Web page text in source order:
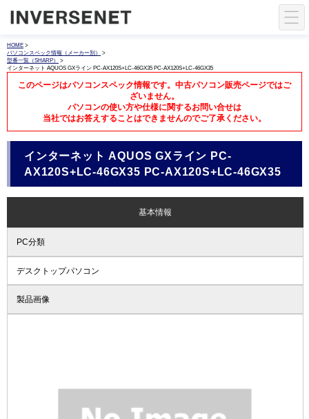
HOME >
パソコンスペック情報（メーカー別）
>
型番一覧（SHARP）
>
インターネット AQUOS GXライン PC-AX120S+LC-46GX35 PC-AX120S+LC-46GX35
このページはパソコンスペック情報です。中古パソコン販売ページではご
ざいません。
パソコンの使い方や仕様に関するお問い合せは
当社ではお答えすることはできませんのでご了承ください。
インターネット AQUOS GXライン PC-
AX120S+LC-46GX35 PC-AX120S+LC-46GX35
基本情報
PC分類
デスクトップパソコン
製品画像